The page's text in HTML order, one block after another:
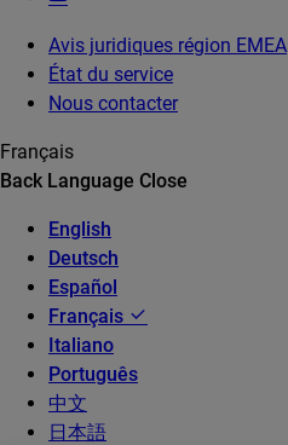
Avis juridiques région EMEA
État du service
Nous contacter
Français
Back Language Close
English
Deutsch
Español
Français
Italiano
Português
中文
日本語